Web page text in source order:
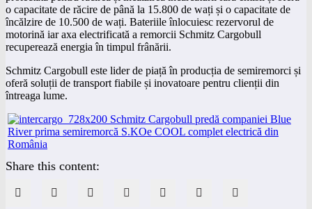
o capacitate de răcire de până la 15.800 de wați și o capacitate de
încălzire de 10.500 de wați. Bateriile înlocuiesc rezervorul de
motorină iar axa electrificată a remorcii Schmitz Cargobull
recuperează energia în timpul frânării.
Schmitz Cargobull este lider de piață în producția de semiremorci și
oferă soluții de transport fiabile și inovatoare pentru clienții din
întreaga lume.
Share this content: